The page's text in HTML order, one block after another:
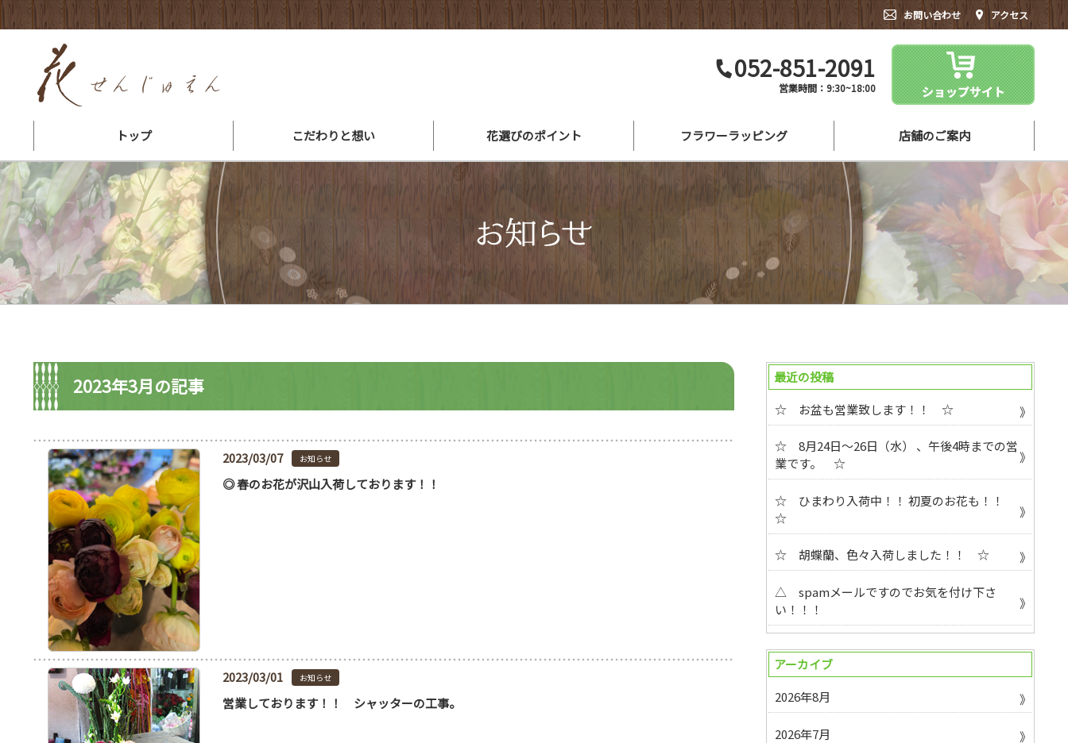
お問い合わせ アクセス
052-851-2091
営業時間：9:30~18:00
トップ こだわりと想い 花選びのポイント フラワーラッピング
花束ができるまで アレンジメントができるまで シーンにあったお花をご紹介
店舗のご案内
会社概要・地図 スタッフ紹介 よくある質問
2023年3月の記事
2023/03/07 お知らせ
◎ 春のお花が沢山入荷しております！！
2023/03/01 お知らせ
営業しております！！ シャッターの工事。
最近の投稿
☆ お盆も営業致します！！ ☆
☆ 8月24日～26日（水） 、午後4時までの営
業です。 ☆
☆ ひまわり入荷中！！ 初夏のお花も！！
☆
☆ 胡蝶蘭、色々入荷しました！！ ☆
△ spamメールですのでお気を付け下さ
い！！！
アーカイブ
2026年8月
2026年7月